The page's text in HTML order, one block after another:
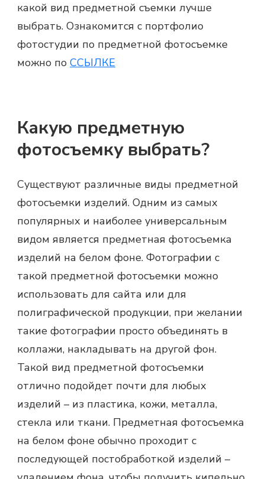
какой вид предметной съемки лучше
выбрать. Ознакомится с портфолио
фотостудии по предметной фотосъемке
можно по ССЫЛКЕ
Какую предметную
фотосъемку выбрать?
Существуют различные виды предметной
фотосъемки изделий. Одним из самых
популярных и наиболее универсальным
видом является предметная фотосъемка
изделий на белом фоне. Фотографии с
такой предметной фотосъемки можно
использовать для сайта или для
полиграфической продукции, при желании
такие фотографии просто объединять в
коллажи, накладывать на другой фон.
Такой вид предметной фотосъемки
отлично подойдет почти для любых
изделий – из пластика, кожи, металла,
стекла или ткани. Предметная фотосъемка
на белом фоне обычно проходит с
последующей постобработкой изделий –